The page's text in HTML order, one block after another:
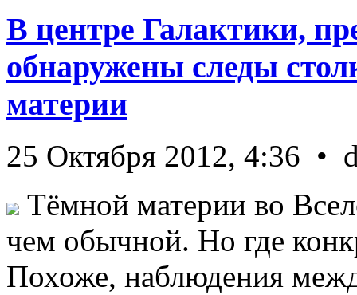
В центре Галактики,
обнаружены следы
материи
25 Октября 2012, 4:36 •
Тёмной материи во
чем обычной. Но где
Похоже, наблюдения